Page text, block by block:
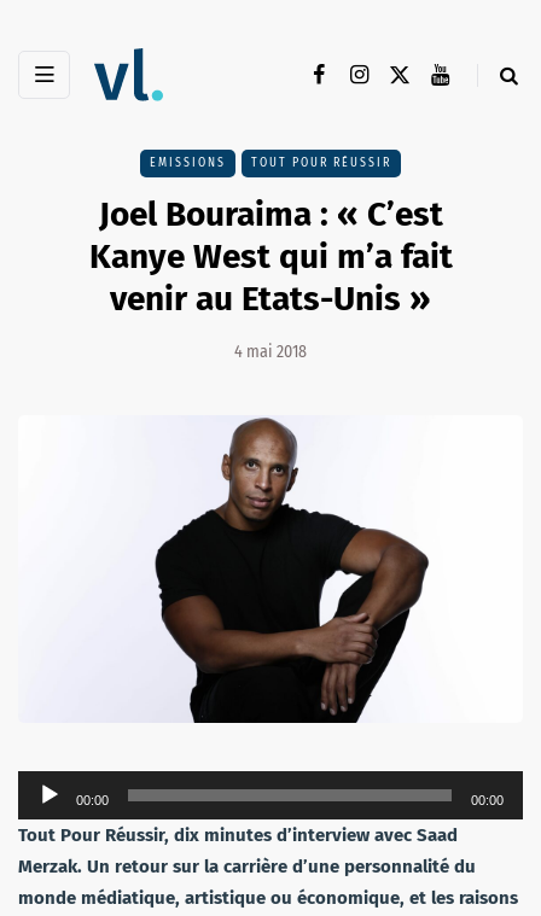
EMISSIONS TOUT POUR RÉUSSIR
Joel Bouraima : « C’est
Kanye West qui m’a fait
venir au Etats-Unis »
4 mai 2018
Lecteur
audio
00:00 00:00
Tout Pour Réussir, dix minutes d’interview avec Saad
Merzak. Un retour sur la carrière d’une personnalité du
monde médiatique, artistique ou économique, et les raisons